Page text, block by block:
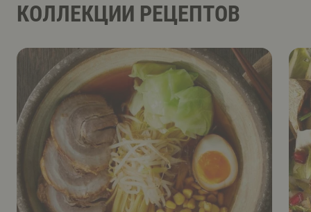
КОЛЛЕКЦИИ РЕЦЕПТОВ